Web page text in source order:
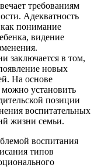
требованиям
Адекватность
как понимание
видение
заключается в том,
новых
На основе
установить
позиции
воспитательных
жизни семьи.
воспитания
типов